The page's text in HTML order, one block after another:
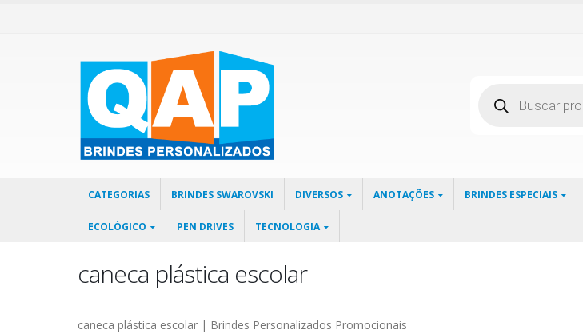
produtos
CATEGORIAS BRINDES SWAROVSKI DIVERSOS ANOTAÇÕES BRINDES ESPECIAIS
ECOLÓGICO PEN DRIVES TECNOLOGIA
caneca plástica escolar
caneca plástica escolar | Brindes Personalizados Promocionais